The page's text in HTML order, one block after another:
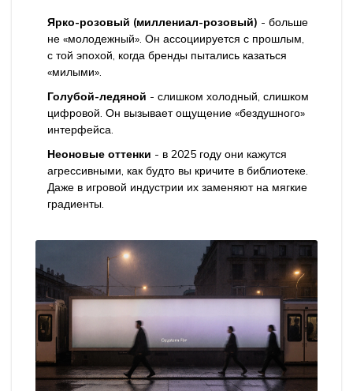
Ярко-розовый (миллениал-розовый) - больше
не «молодежный». Он ассоциируется с прошлым,
с той эпохой, когда бренды пытались казаться
«милыми».
Голубой-ледяной - слишком холодный, слишком
цифровой. Он вызывает ощущение «бездушного»
интерфейса.
Неоновые оттенки - в 2025 году они кажутся
агрессивными, как будто вы кричите в библиотеке.
Даже в игровой индустрии их заменяют на мягкие
градиенты.